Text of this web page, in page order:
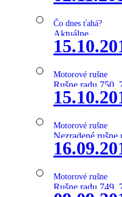
Čo dnes ťahá?
Aktuálne
Motorové rušne
Rušne radu 750,
Motorové rušne
Nezradené
Motorové rušne
Rušne radu 749,